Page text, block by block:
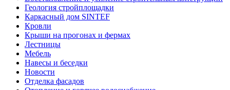
Геология стройплощадки
Каркасный дом SINTEF
Кровли
Крыши на прогонах и фермах
Лестницы
Мебель
Навесы и беседки
Новости
Отделка фасадов